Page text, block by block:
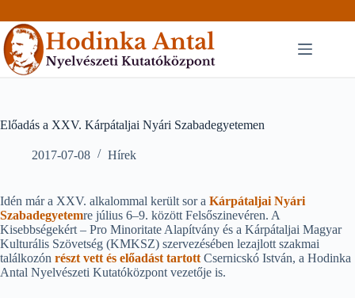
to
content
Előadás a XXV. Kárpátaljai Nyári Szabadegyetemen
2017-07-08 Hírek
Idén már a XXV. alkalommal került sor a Kárpátaljai Nyári
Szabadegyetemre július 6–9. között Felsőszinevéren. A
Kisebbségekért – Pro Minoritate Alapítvány és a Kárpátaljai Magyar
Kulturális Szövetség (KMKSZ) szervezésében lezajlott szakmai
találkozón részt vett és előadást tartott Csernicskó István, a Hodinka
Antal Nyelvészeti Kutatóközpont vezetője is.